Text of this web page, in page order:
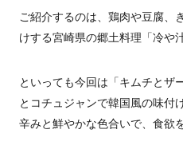
ご紹介するのは、鶏肉や豆腐、
けする宮崎県の郷土料理「冷や
といっても今回は「キムチとザ
とコチュジャンで韓国風の味付
辛みと鮮やかな色合いで、食欲